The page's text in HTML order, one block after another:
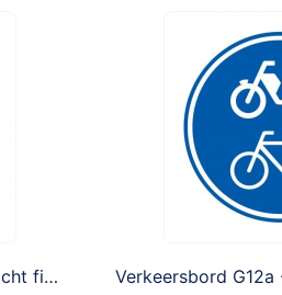
Verkeersbord G12 - Einde verplicht fietspad